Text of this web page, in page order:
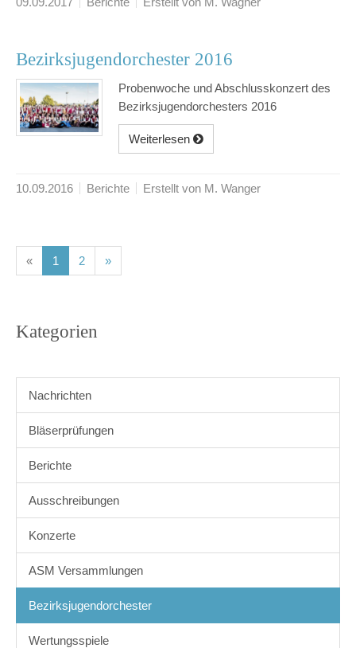
Bezirksjugendorchester 2016
Probenwoche und Abschlusskonzert des
Bezirksjugendorchesters 2016
Weiterlesen
10.09.2016 Berichte Erstellt von M. Wanger
« 1 (current)
2(current)
»
Kategorien
Nachrichten
Bläserprüfungen
Berichte
Ausschreibungen
Konzerte
ASM Versammlungen
Bezirksjugendorchester
Wertungsspiele